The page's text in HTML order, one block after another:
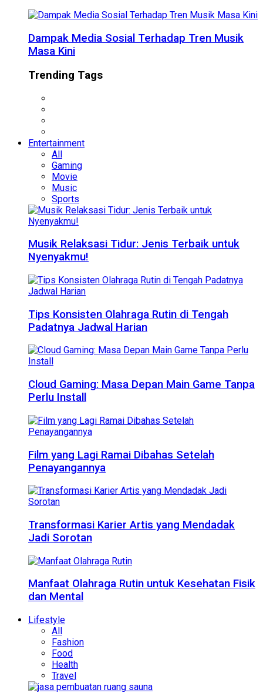
Dampak Media Sosial Terhadap Tren Musik
Masa Kini
Trending Tags
Entertainment
All
Gaming
Movie
Music
Sports
Musik Relaksasi Tidur: Jenis Terbaik untuk
Nyenyakmu!
Tips Konsisten Olahraga Rutin di Tengah
Padatnya Jadwal Harian
Cloud Gaming: Masa Depan Main Game Tanpa
Perlu Install
Film yang Lagi Ramai Dibahas Setelah
Penayangannya
Transformasi Karier Artis yang Mendadak
Jadi Sorotan
Manfaat Olahraga Rutin untuk Kesehatan Fisik
dan Mental
Lifestyle
All
Fashion
Food
Health
Travel